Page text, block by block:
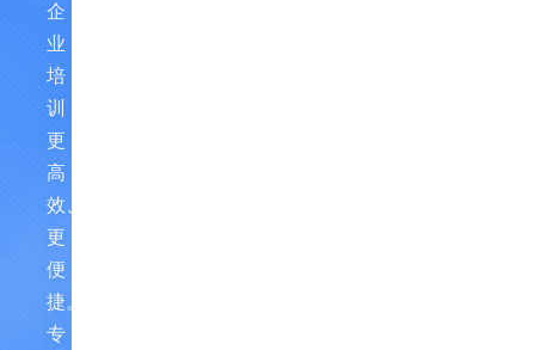
企
业
培
训
更
高
效、
更
便
捷。
专